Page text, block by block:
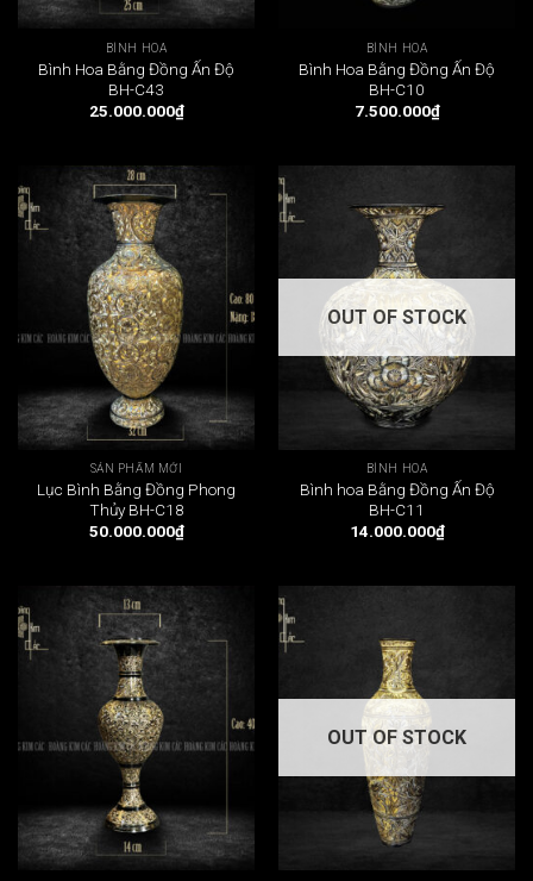
BÌNH HOA
Bình Hoa Bằng Đồng Ấn Độ
BH-C43
25.000.000₫
BÌNH HOA
Bình Hoa Bằng Đồng Ấn Độ
BH-C10
7.500.000₫
SẢN PHẨM MỚI
Lục Bình Bằng Đồng Phong
Thủy BH-C18
50.000.000₫
OUT OF STOCK
BÌNH HOA
Bình hoa Bằng Đồng Ấn Độ
BH-C11
14.000.000₫
OUT OF STOCK